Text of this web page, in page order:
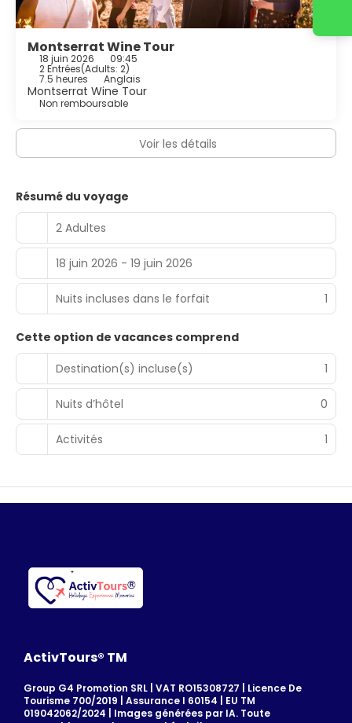
Montserrat Wine Tour
18 juin 2026 09:45
2 Entrées(Adults: 2)
7.5 heures Anglais
Montserrat Wine Tour
Non remboursable
Voir les détails
Résumé du voyage
2 Adultes
18 juin 2026 - 19 juin 2026
Nuits incluses dans le forfait 1
Cette option de vacances comprend
Destination(s) incluse(s)
1
Nuits d’hôtel 0
Activités 1
ActivTours® TM
Group G4 Promotion SRL | VAT RO15308727 | Licence De
Tourisme 700/2019 | Assurance I 60154 | EU TM
019042062/2024 | Images générées par IA. Toute